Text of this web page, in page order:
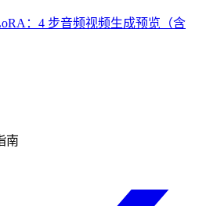
：4 步音频视频生成预览（含
南